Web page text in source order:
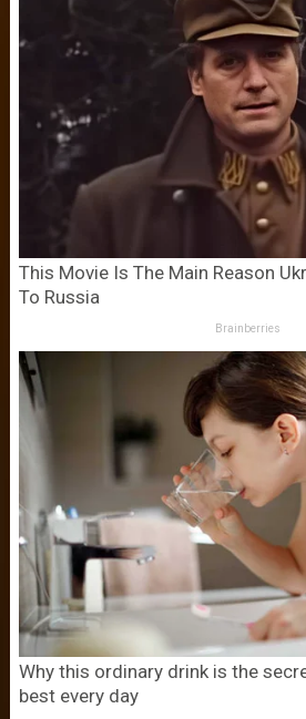
This Movie Is The Main Reason
To Russia
Brainberries
Why this ordinary drink is the
best every day